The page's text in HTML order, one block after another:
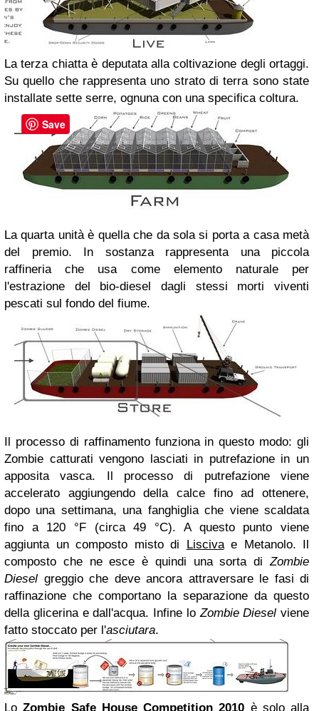
La terza chiatta è deputata alla coltivazione degli ortaggi.
Su quello che rappresenta uno strato di terra sono state
installate sette serre, ognuna con una specifica coltura.
La quarta unità è quella che da sola si porta a casa metà
del premio. In sostanza rappresenta una piccola
raffineria che usa come elemento naturale per
l'estrazione del bio-diesel dagli stessi morti viventi
pescati sul fondo del fiume.
Il processo di raffinamento funziona in questo modo: gli
Zombie catturati vengono lasciati in putrefazione in un
apposita vasca. Il processo di putrefazione viene
accelerato aggiungendo della calce fino ad ottenere,
dopo una settimana, una fanghiglia che viene scaldata
fino a 120 °F (circa 49 °C). A questo punto viene
aggiunta un composto misto di Liscivae Metanolo. Il
composto che ne esce è quindi una sorta diZombie
Diesel greggio che deve ancora attraversare le fasi di
raffinazione che comportano la separazione da questo
della glicerina e dall'acqua. Infine loZombie Diesel viene
fatto stoccato per l'asciutara.
LoZombie Safe House Competition 2010 è solo alla
Save